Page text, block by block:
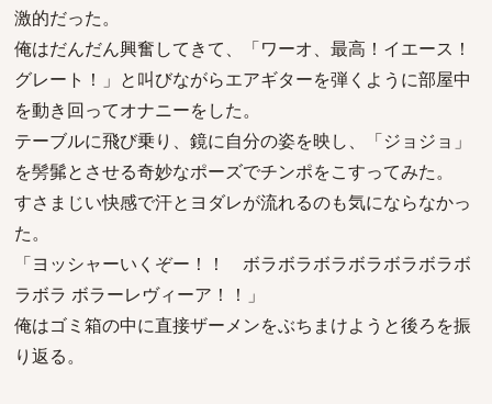
激的だった。
俺はだんだん興奮してきて、「ワーオ、最高！イエース！
グレート！」と叫びながらエアギターを弾くように部屋中
を動き回ってオナニーをした。
テーブルに飛び乗り、鏡に自分の姿を映し、「ジョジョ」
を髣髴とさせる奇妙なポーズでチンポをこすってみた。
すさまじい快感で汗とヨダレが流れるのも気にならなかっ
た。
「ヨッシャーいくぞー！！ ボラボラボラボラボラボラボ
ラボラ ボラーレヴィーア！！」
俺はゴミ箱の中に直接ザーメンをぶちまけようと後ろを振
り返る。